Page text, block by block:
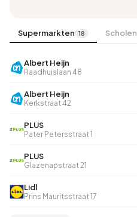
Supermarkten 18 Scholen
Albert Heijn
Raadhuislaan 48
Albert Heijn
Kerkstraat 42
PLUS
Pater Petersstraat 1
PLUS
Glazenapstraat 21
Lidl
Prins Mauritsstraat 17